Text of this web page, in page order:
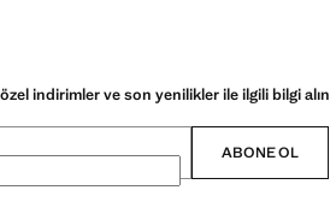
indirimler ve son yenilikler ile ilgili bilgi alın
ABONE OL